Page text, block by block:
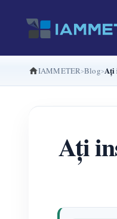
IAMMETER Blog Ați
Ați